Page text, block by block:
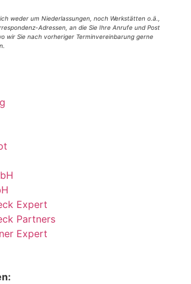
weder um Niederlassungen, noch Werkstätten o.ä.,
Adressen, an die Sie Ihre Anrufe und Post
wir Sie nach vorheriger Terminvereinbarung gerne
Expert
Partners
Expert